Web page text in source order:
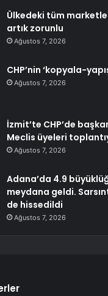
Ülkedeki tüm
artık zorunlu
Ağustos 7, 2026
CHP’nin ‘kopyala-
Ağustos 7, 2026
İzmit’te CHP’de
Meclis üyeleri
Ağustos 7, 2026
Adana’da 4.9
meydana geldi.
de hissedildi
Ağustos 7, 2026